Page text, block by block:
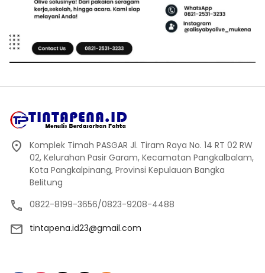
Komplek Timah PASGAR Jl. Tiram Raya No. 14 RT 02 RW
02, Kelurahan Pasir Garam, Kecamatan Pangkalbalam,
Kota Pangkalpinang, Provinsi Kepulauan Bangka
Belitung
0822-8199-3656/0823-9208-4488
tintapena.id23@gmail.com